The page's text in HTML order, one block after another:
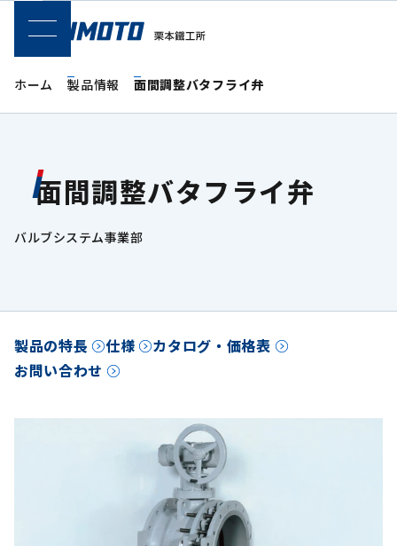
SPメニュー
ホーム 製品情報 面間調整バタフライ弁
面間調整バタフライ弁
バルブシステム事業部
製品の特長 仕様
カタログ・価格表
お問い合わせ